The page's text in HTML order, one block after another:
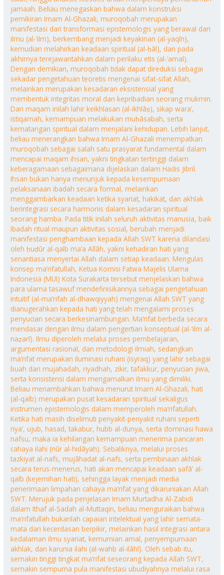
jamaah. Beliau menegaskan bahwa dalam konstruksi
pemikiran Imam Al-Ghazali, muroqobah merupakan
manifestasi dari transformasi epistemologis yang berawal dari
ilmu (al-‘ilm), berkembang menjadi keyakinan (al-yaqīn),
kemudian melahirkan keadaan spiritual (al-ḥāl), dan pada
akhirnya terejawantahkan dalam perilaku etis (al-‘amal).
Dengan demikian, muroqobah tidak dapat direduksi sebagai
sekadar pengetahuan teoretis mengenai sifat-sifat Allah,
melainkan merupakan kesadaran eksistensial yang
membentuk integritas moral dan kepribadian seorang mukmin.
Dari maqam inilah lahir keikhlasan (al-ikhlāṣ), sikap wara’,
istiqamah, kemampuan melakukan muḥāsabah, serta
kematangan spiritual dalam menjalani kehidupan. Lebih lanjut,
beliau menerangkan bahwa Imam Al-Ghazali menempatkan
muroqobah sebagai salah satu prasyarat fundamental dalam
mencapai maqam ihsan, yakni tingkatan tertinggi dalam
keberagamaan sebagaimana dijelaskan dalam Hadis Jibril.
Ihsan bukan hanya menunjuk kepada kesempurnaan
pelaksanaan ibadah secara formal, melainkan
menggambarkan keadaan ketika syariat, hakikat, dan akhlak
berintegrasi secara harmonis dalam kesadaran spiritual
seorang hamba. Pada titik inilah seluruh aktivitas manusia, baik
ibadah ritual maupun aktivitas sosial, berubah menjadi
manifestasi penghambaan kepada Allah SWT karena dilandasi
oleh ḥuḍūr al-qalb ma’a Allāh, yakni kehadiran hati yang
senantiasa menyertai Allah dalam setiap keadaan. Mengulas
konsep ma’rifatullah, Ketua Komisi Fatwa Majelis Ulama
Indonesia (MUI) Kota Surakarta tersebut menjelaskan bahwa
para ulama tasawuf mendefinisikannya sebagai pengetahuan
intuitif (al-ma’rifah al-dhawqiyyah) mengenai Allah SWT yang
dianugerahkan kepada hati yang telah mengalami proses
penyucian secara berkesinambungan. Ma’rifat berbeda secara
mendasar dengan ilmu dalam pengertian konseptual (al-‘ilm al-
naẓarī). Ilmu diperoleh melalui proses pembelajaran,
argumentasi rasional, dan metodologi ilmiah, sedangkan
ma’rifat merupakan iluminasi ruhani (isyraq) yang lahir sebagai
buah dari mujahadah, riyadhah, zikir, tafakkur, penyucian jiwa,
serta konsistensi dalam mengamalkan ilmu yang dimiliki.
Beliau menambahkan bahwa menurut Imam Al-Ghazali, hati
(al-qalb) merupakan pusat kesadaran spiritual sekaligus
instrumen epistemologis dalam memperoleh ma’rifatullah.
Ketika hati masih diselimuti penyakit-penyakit ruhani seperti
riya’, ujub, hasad, takabur, hubb al-dunya, serta dominasi hawa
nafsu, maka ia kehilangan kemampuan menerima pancaran
cahaya ilahi (nūr al-hidāyah). Sebaliknya, melalui proses
tazkiyat al-nafs, mujāhadat al-nafs, serta pembinaan akhlak
secara terus-menerus, hati akan mencapai keadaan ṣafā’ al-
qalb (kejernihan hati), sehingga layak menjadi media
penerimaan limpahan cahaya ma’rifat yang dikaruniakan Allah
SWT. Merujuk pada penjelasan Imam Murtadha Al-Zabidi
dalam Ithaf al-Sadah al-Muttaqin, beliau menguraikan bahwa
ma’rifatullah bukanlah capaian intelektual yang lahir semata-
mata dari kecerdasan berpikir, melainkan hasil integrasi antara
kedalaman ilmu syariat, kemurnian amal, penyempurnaan
akhlak, dan karunia ilahi (al-wahb al-ilāhī). Oleh sebab itu,
semakin tinggi tingkat ma’rifat seseorang kepada Allah SWT,
semakin sempurna pula manifestasi ubudiyahnya melalui rasa